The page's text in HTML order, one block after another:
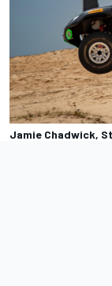
Jamie Chadwick,